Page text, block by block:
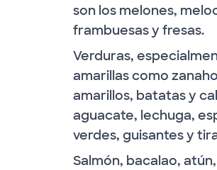
son los melones,
frambuesas y fresas.
Verduras,
amarillas como
amarillos, batatas y
aguacate, lechuga,
verdes, guisantes y
Salmón, bacalao,